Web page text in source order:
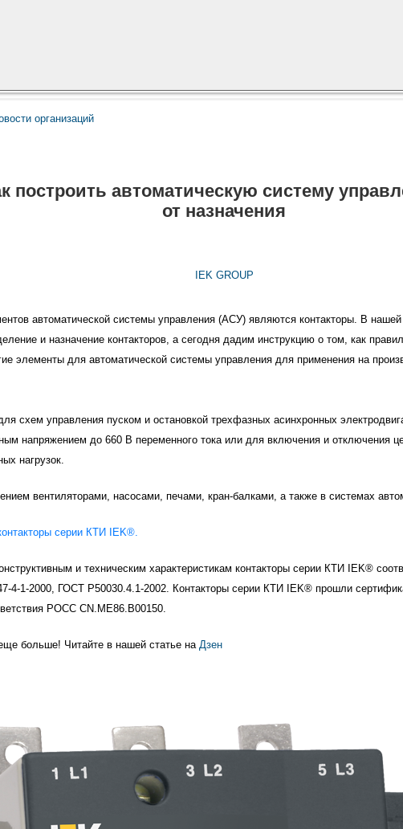
организаций
построить автоматическую систему
от назначения
IEK GROUP
автоматической системы управления (АСУ) являются контакторы. В нашей
и назначение контакторов, а сегодня дадим инструкцию о том, как
элементы для автоматической системы управления для применения на
схем управления пуском и остановкой трехфазных асинхронных
напряжением до 660 В переменного тока или для включения и отключения
нагрузок.
вентиляторами, насосами, печами, кран-балками, а также в системах
серии КТИ IEK®.
и техническим характеристикам контакторы серии КТИ IEK®
4-1-2000, ГОСТ Р50030.4.1-2002. Контакторы серии КТИ IEK® прошли
РОСС CN.ME86.B00150.
больше! Читайте в нашей статье наДзен